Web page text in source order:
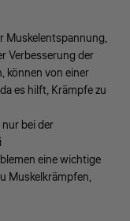
Muskelentspannung,
Verbesserung der
können von einer
es hilft, Krämpfe zu
bei der
eine wichtige
Muskelkrämpfen,